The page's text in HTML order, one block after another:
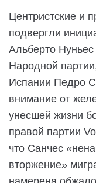
Центристские и
подвергли
Альберто
Народной
Испании Педро
внимание от
унесшей жизни
правой партии
что Санчес
вторжение»